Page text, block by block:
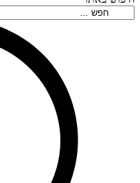
Search: